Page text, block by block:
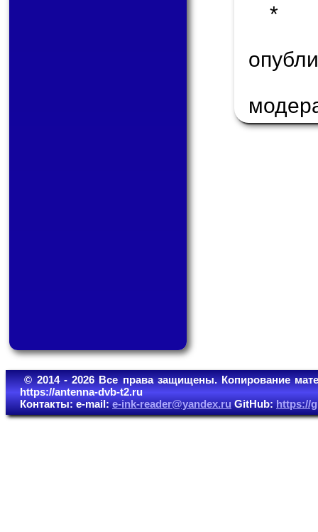
*
© 2014 - 2026 Все права защищены. Копирование
https://antenna-dvb-t2.ru
Контакты: e-mail:e-ink-reader@yandex.ruGitHub:https://